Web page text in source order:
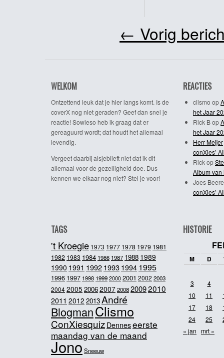
← Vorig
WELKOM
Ontzettend leuk dat je hier langs komt. Is de
coverX nog niet geraden? Geef dan snel je
reactie! Sowieso heb ik graag dat er
gereaguurd wordt; dat houdt het allemaal
levendig.
Vergeet daarbij alsjeblieft niet dat ik dit
allemaal voor de gezelligheid doe. Dus
kennen we elkaar nog niet? Stel je voor!
REACTIES
clismo op
het Jaar
Rick Bop
het Jaar
Herr Meijer
conXies’
Rickop
Album van
Joes
conXies’
TAGS
't Kroegie 1973 1977 1978 1979 1981
1982 1983 1984 1986 1987 1988 1989
1990 1991 19921993 1994 1995
1996 1997 1998 1999 2000 2001 2002 2003
20042005 20062007200820092010
2011 2012 2013André
BlogmanClismo
ConXiesquiz Denneseerste
maandag van de maand
JonoSneeuw
HISTORIE
M D
3
4
10
11
17
18
24
25
« jan mrt »